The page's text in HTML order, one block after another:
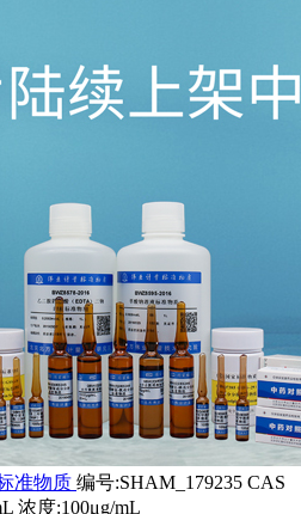
准物质 编号:SHAM_179235 CAS
浓度:100μg/mL